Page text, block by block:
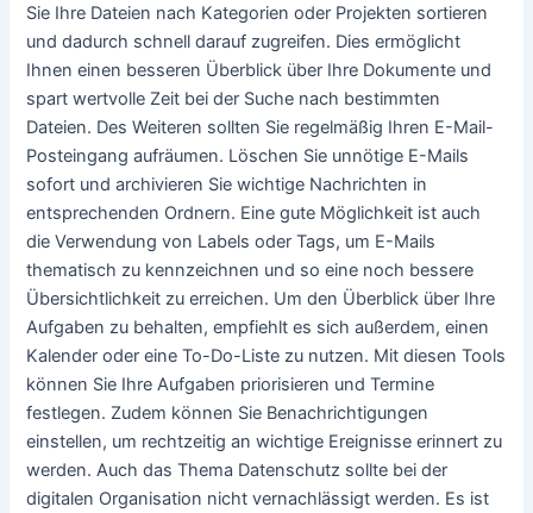
Sie Ihre Dateien nach Kategorien oder Projekten sortieren
und dadurch schnell darauf zugreifen. Dies ermöglicht
Ihnen einen besseren Überblick über Ihre Dokumente und
spart wertvolle Zeit bei der Suche nach bestimmten
Dateien. Des Weiteren sollten Sie regelmäßig Ihren E-Mail-
Posteingang aufräumen. Löschen Sie unnötige E-Mails
sofort und archivieren Sie wichtige Nachrichten in
entsprechenden Ordnern. Eine gute Möglichkeit ist auch
die Verwendung von Labels oder Tags, um E-Mails
thematisch zu kennzeichnen und so eine noch bessere
Übersichtlichkeit zu erreichen. Um den Überblick über Ihre
Aufgaben zu behalten, empfiehlt es sich außerdem, einen
Kalender oder eine To-Do-Liste zu nutzen. Mit diesen Tools
können Sie Ihre Aufgaben priorisieren und Termine
festlegen. Zudem können Sie Benachrichtigungen
einstellen, um rechtzeitig an wichtige Ereignisse erinnert zu
werden. Auch das Thema Datenschutz sollte bei der
digitalen Organisation nicht vernachlässigt werden. Es ist